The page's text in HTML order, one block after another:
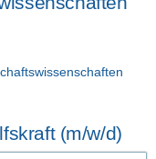
(m/w/d)